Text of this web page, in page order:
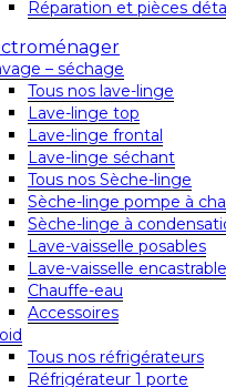
Réparation et pièces
– séchage
Tous nos lave-linge
Lave-linge top
Lave-linge frontal
Lave-linge séchant
Tous nos Sèche-linge
Sèche-linge pompe à
Sèche-linge à
Lave-vaisselle posables
Lave-vaisselle
Chauffe-eau
Accessoires
Tous nos réfrigérateurs
Réfrigérateur 1 porte